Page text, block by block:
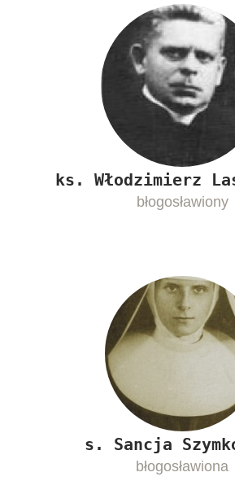
ks. Włodzimierz
błogosławiony
s. Sancja
błogosławiona